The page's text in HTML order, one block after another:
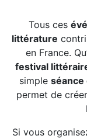
Tous ces
littérature
en France.
festival
simple séance
permet de
Si vous